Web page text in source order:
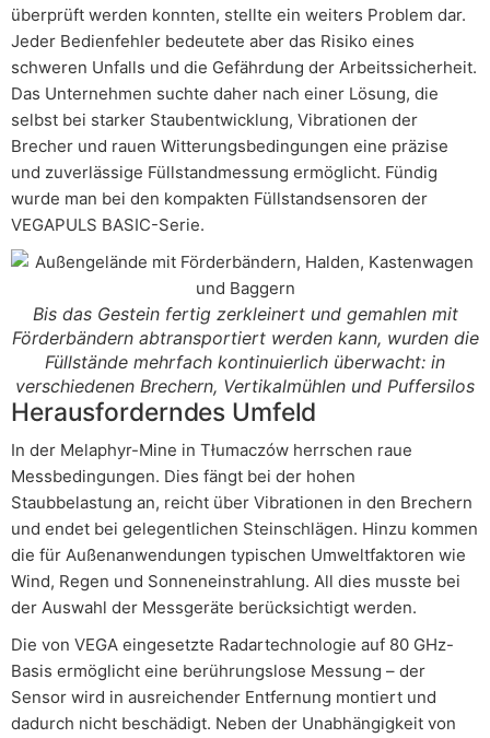
überprüft werden konnten, stellte ein weiters Problem dar.
Jeder Bedienfehler bedeutete aber das Risiko eines
schweren Unfalls und die Gefährdung der Arbeitssicherheit.
Das Unternehmen suchte daher nach einer Lösung, die
selbst bei starker Staubentwicklung, Vibrationen der
Brecher und rauen Witterungsbedingungen eine präzise
und zuverlässige Füllstandmessung ermöglicht. Fündig
wurde man bei den kompakten Füllstandsensoren der
VEGAPULS BASIC-Serie.
Bis das Gestein fertig zerkleinert und gemahlen mit
Förderbändern abtransportiert werden kann, wurden die
Füllstände mehrfach kontinuierlich überwacht: in
verschiedenen Brechern, Vertikalmühlen und Puffersilos
Herausforderndes Umfeld
In der Melaphyr-Mine in Tłumaczów herrschen raue
Messbedingungen. Dies fängt bei der hohen
Staubbelastung an, reicht über Vibrationen in den Brechern
und endet bei gelegentlichen Steinschlägen. Hinzu kommen
die für Außenanwendungen typischen Umweltfaktoren wie
Wind, Regen und Sonneneinstrahlung. All dies musste bei
der Auswahl der Messgeräte berücksichtigt werden.
Die von VEGA eingesetzte Radartechnologie auf 80 GHz-
Basis ermöglicht eine berührungslose Messung – der
Sensor wird in ausreichender Entfernung montiert und
dadurch nicht beschädigt. Neben der Unabhängigkeit von